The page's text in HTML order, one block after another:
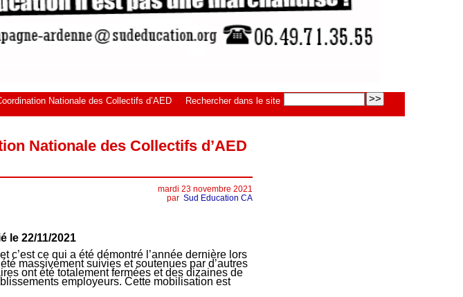
Rechercher dans le site
Nationale des Collectifs d’AED
Nationale des Collectifs d’AED
mardi 23 novembre 2021
par Sud Education CA
le 22/11/2021
c’est ce qui a été démontré l’année dernière lors
massivement suivies et soutenues par d’autres
ont été totalement fermées et des dizaines de
employeurs. Cette mobilisation est